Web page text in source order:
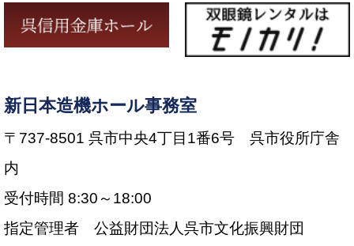
新日本造機ホール事務室
〒737-8501 呉市中央4丁目1番6号 呉市役所庁舎
内
受付時間 8:30～18:00
指定管理者 公益財団法人呉市文化振興財団